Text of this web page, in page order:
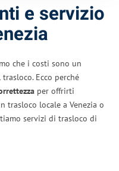
e servizio
che i costi sono un
Ecco perché
per offrirti
trasloco locale a Venezia o
servizi di trasloco di